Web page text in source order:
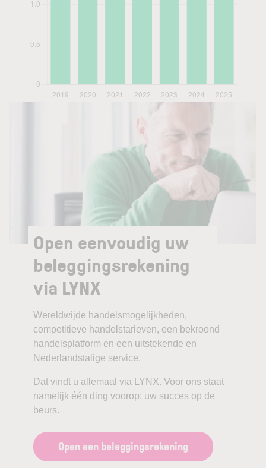
Open eenvoudig uw
beleggingsrekening
via LYNX
Wereldwijde handelsmogelijkheden,
competitieve handelstarieven, een bekroond
handelsplatform en een uitstekende en
Nederlandstalige service.
Dat vindt u allemaal via LYNX. Voor ons staat
namelijk één ding voorop: uw succes op de
beurs.
Open een beleggingsrekening